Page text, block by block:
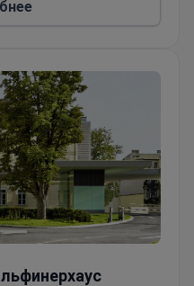
академических
AKH сочетает
образованием
World's Best